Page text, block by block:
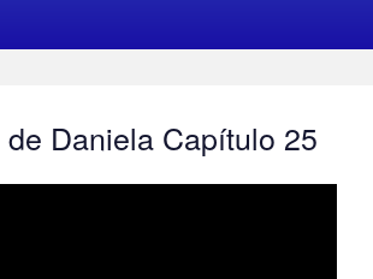
Daniela Capítulo 25